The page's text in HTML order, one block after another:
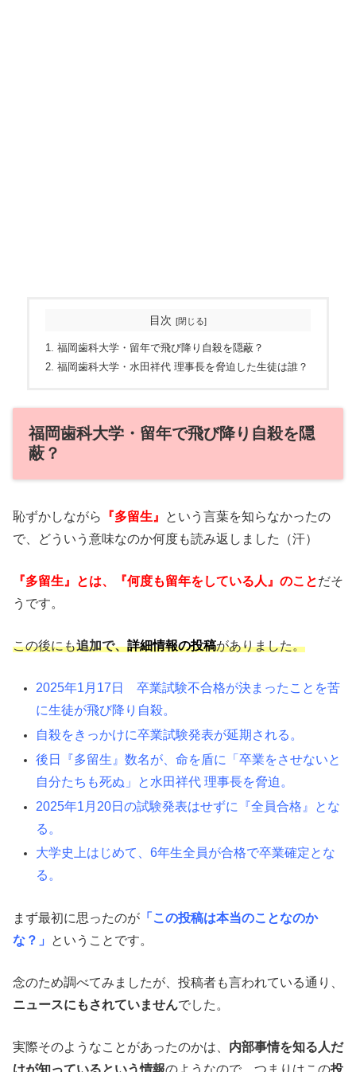
目次
福岡歯科大学・留年で飛び降り自殺を隠蔽？
福岡歯科大学・水田祥代 理事長を脅迫した生徒は誰？
福岡歯科大学・留年で飛び降り自殺を隠
蔽？
恥ずかしながら 『多留生 』
という言葉を知らなかったの
で、どういう意味なのか何度も読み返しました（汗）
『多留生 』とは、『何度も留年をしている人』のことだそ
うです。
この後にも追加で、詳細情報の投稿がありました。
2025年1月17日 卒業試験不合格が決まったことを苦
に生徒が飛び降り自殺。
自殺をきっかけに卒業試験発表が延期される。
後日『多留生』数名が、命を盾に「卒業をさせないと
自分たちも死ぬ」と水田祥代 理事長を脅迫。
2025年1月20日の試験発表はせずに『全員合格』とな
る。
大学史上はじめて、6年生全員が合格で卒業確定とな
る。
まず最初に思ったのが 「この投稿は本当のことなのか
な？」
ということです。
念のため調べてみましたが、投稿者も言われている通り、
ニュースにもされていませんでした。
実際そのようなことがあったのかは、 内部事情を知る人だ
けが知っているという情報のようなので、つまりはこの投